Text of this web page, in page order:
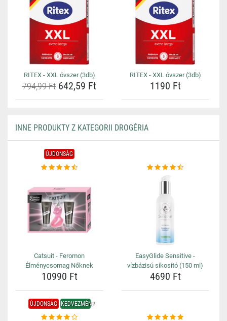
RITEX - XXL óvszer (3db)
794,99 Ft 642,59 Ft
RITEX - XXL óvszer (3db)
1190 Ft
INNE PRODUKTY Z KATEGORII DROGÉRIA
ÚJDONSÁG
Catsuit - Feromon
Élménycsomag Nőknek
10990 Ft
EasyGlide Sensitive -
vízbázisú síkosító (150 ml)
4690 Ft
ÚJDONSÁG KEDVEZMÉNY